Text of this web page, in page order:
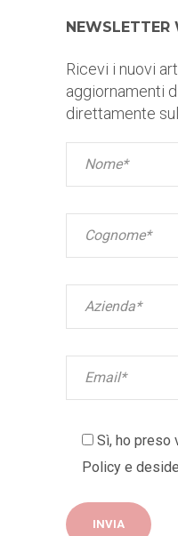
NEWSLETTER
Ricevi i nuovi
aggiornamenti
direttamente
Sì, ho preso
Policy e